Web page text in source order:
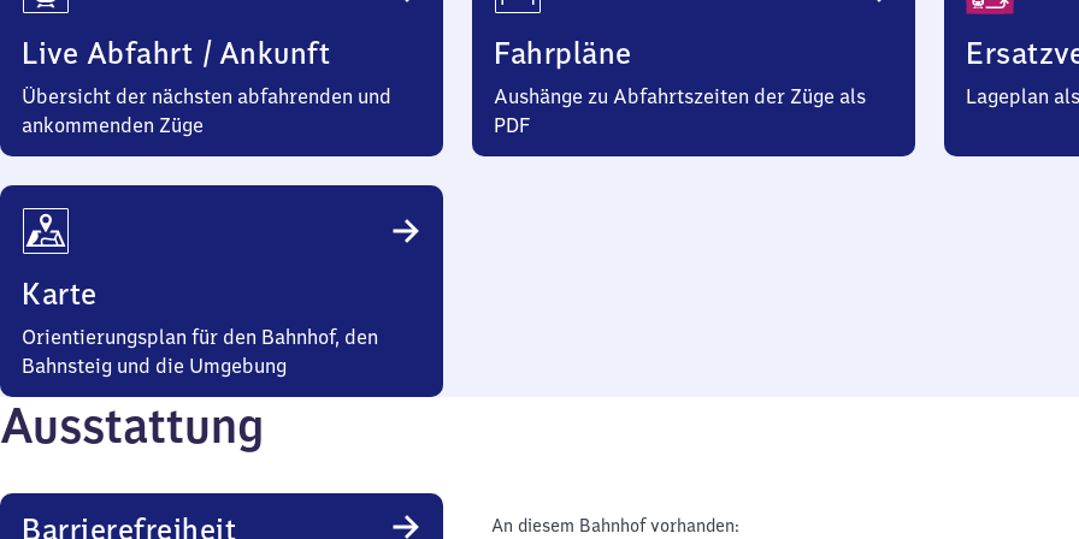
Live Abfahrt / Ankunft
Übersicht der nächsten abfahrenden und
ankommenden Züge
Fahrpläne
Aushänge zu Abfahrtszeiten der Züge als
PDF
Lageplan
Karte
Orientierungsplan für den Bahnhof, den
Bahnsteig und die Umgebung
Ausstattung
Barrierefreiheit
An diesem Bahnhof vorhanden: